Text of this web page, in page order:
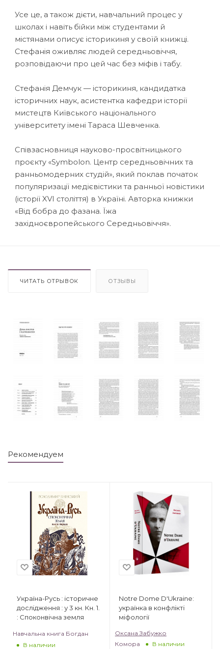
Усе це, а також дієти, навчальний процес у
школах і навіть бійки між студентами й
містянами описує історикиня у своїй книжці.
Стефанія оживляє людей середньовіччя,
розповідаючи про цей час без міфів і табу.
Стефанія Демчук — історикиня, кандидатка
історичних наук, асистентка кафедри історії
мистецтв Київського національного
університету імені Тараса Шевченка.
Співзасновниця науково-просвітницького
проєкту «Symbolon. Центр середньовічних та
ранньомодерних студій», який поклав початок
популяризації медієвістики та ранньої новістики
(історії XVI століття) в Україні. Авторка книжки
«Від бобра до фазана. Їжа
західноєвропейського Середньовіччя».
ЧИТАТЬ ОТРЫВОК ОТЗЫВЫ
Рекомендуем
Україна-Русь : історичне
дослідження : у 3 кн. Кн. 1.
: Споконвічна земля
Навчальна книга Богдан
В наличии
Notre Dome D'Ukraine:
українка в конфлікті
міфології
Оксана Забужко
Комора
В наличии